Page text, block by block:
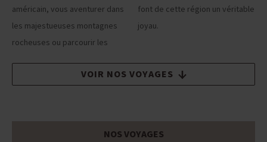
américain, vous aventurer dans
les majestueuses montagnes
rocheuses ou parcourir les
font de cette région un véritable
joyau.
VOIR NOS VOYAGES
NOS VOYAGES